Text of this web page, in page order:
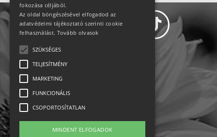
Impresszum-kapcsolat
Jogi nyilatkozat
fokozása céljából.
Az oldal böngészésével elfogadod az
adatvédelmi tájékoztató szerinti cookie
felhasználást. Tovább olvasok
SZÜKSÉGES
TELJESÍTMÉNY
MARKETING
FUNKCIONÁLIS
CSOPORTOSÍTATLAN
MINDENT ELFOGADOK